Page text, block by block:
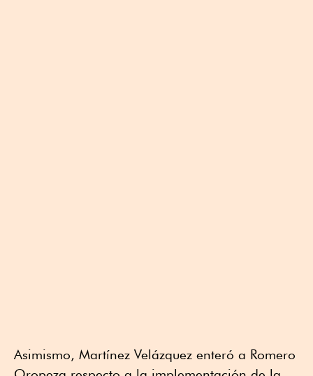
Asimismo, Martínez Velázquez enteró a Romero